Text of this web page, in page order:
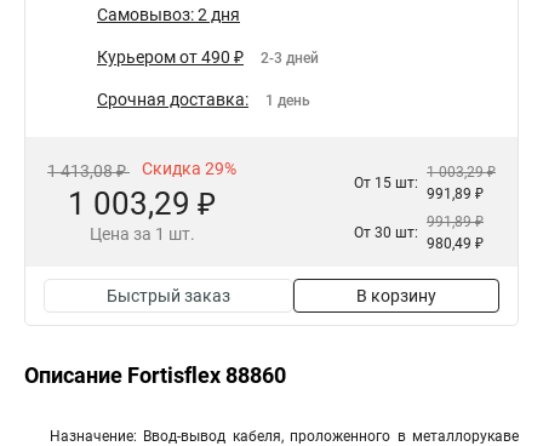
Самовывоз: 2 дня
Курьером от 490 ₽ 2-3 дней
Срочная доставка: 1 день
1 413,08 ₽ Скидка 29%
1 003,29 ₽
Цена за 1 шт.
От 15 шт:
1 003,29 ₽
991,89 ₽
От 30 шт:
991,89 ₽
980,49 ₽
Быстрый заказ В корзину
Описание Fortisflex 88860
Назначение: Ввод-вывод кабеля, проложенного в металлорукаве